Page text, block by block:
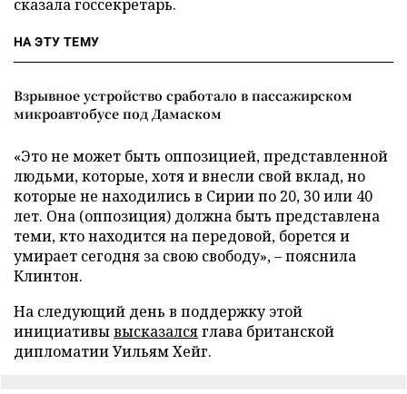
сказала госсекретарь.
НА ЭТУ ТЕМУ
Взрывное устройство сработало в пассажирском
микроавтобусе под Дамаском
«Это не может быть оппозицией, представленной
людьми, которые, хотя и внесли свой вклад, но
которые не находились в Сирии по 20, 30 или 40
лет. Она (оппозиция) должна быть представлена
теми, кто находится на передовой, борется и
умирает сегодня за свою свободу», – пояснила
Клинтон.
На следующий день в поддержку этой
инициативывысказалсяглава британской
дипломатии Уильям Хейг.